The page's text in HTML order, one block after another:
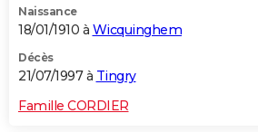
Naissance
18/01/1910 à Wicquinghem
Décès
21/07/1997 à Tingry
Famille CORDIER